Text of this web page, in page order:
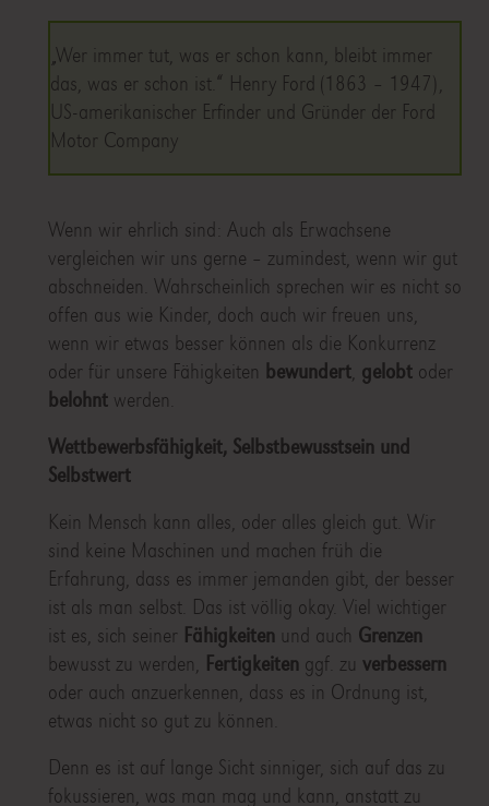
„Wer immer tut, was er schon kann, bleibt immer
das, was er schon ist.“ Henry Ford (1863 – 1947),
US-amerikanischer Erfinder und Gründer der Ford
Motor Company
Wenn wir ehrlich sind: Auch als Erwachsene
vergleichen wir uns gerne – zumindest, wenn wir gut
abschneiden. Wahrscheinlich sprechen wir es nicht so
offen aus wie Kinder, doch auch wir freuen uns,
wenn wir etwas besser können als die Konkurrenz
oder für unsere Fähigkeiten bewundert, gelobtoder
belohntwerden.
Wettbewerbsfähigkeit, Selbstbewusstsein und
Selbstwert
Kein Mensch kann alles, oder alles gleich gut. Wir
sind keine Maschinen und machen früh die
Erfahrung, dass es immer jemanden gibt, der besser
ist als man selbst. Das ist völlig okay. Viel wichtiger
ist es, sich seiner Fähigkeiten und auch Grenzen
bewusst zu werden,
Fertigkeiten ggf. zu verbessern
oder auch anzuerkennen, dass es in Ordnung ist,
etwas nicht so gut zu können.
Denn es ist auf lange Sicht sinniger, sich auf das zu
fokussieren, was man mag und kann, anstatt zu